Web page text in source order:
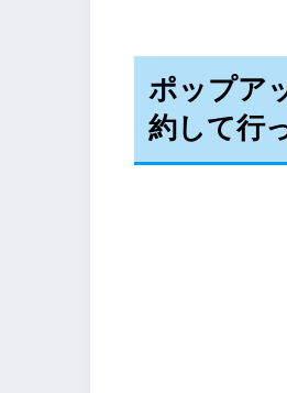
ポップア
約して行